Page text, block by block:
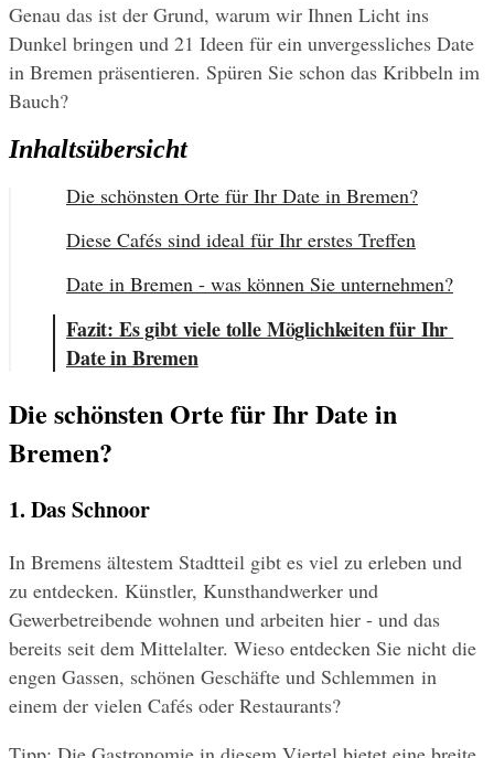
Genau das ist der Grund, warum wir Ihnen Licht ins
Dunkel bringen und 21 Ideen für ein unvergessliches Date
in Bremen präsentieren. Spüren Sie schon das Kribbeln im
Bauch?
Inhaltsübersicht
Die schönsten Orte für Ihr Date in Bremen?
Diese Cafés sind ideal für Ihr erstes Treffen
Date in Bremen - was können Sie unternehmen?
Fazit: Es gibt viele tolle Möglichkeiten für Ihr
Date in Bremen
Die schönsten Orte für Ihr Date in
Bremen?
1. Das Schnoor
In Bremens ältestem Stadtteil gibt es viel zu erleben und
zu entdecken. Künstler, Kunsthandwerker und
Gewerbetreibende wohnen und arbeiten hier - und das
bereits seit dem Mittelalter. Wieso entdecken Sie nicht die
engen Gassen, schönen Geschäfte und Schlemmen in
einem der vielen Cafés oder Restaurants?